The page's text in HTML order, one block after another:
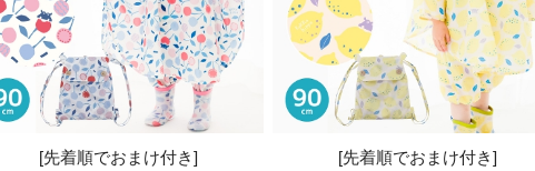
[先着順でおまけ付き] [先着順でおまけ付き]